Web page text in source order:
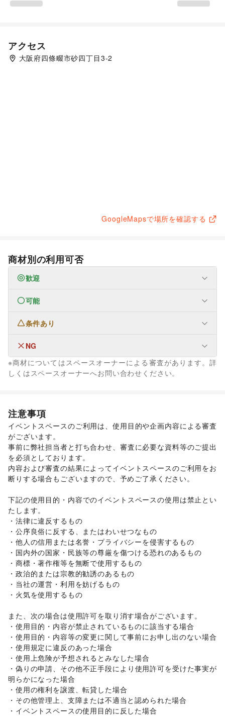
アクセス
大阪府四條畷市砂四丁目3-2
GoogleMapsで場所を確認する
商材別の利用可否
歓迎
なし可能
ファッション
ユニセックス
/ジュエリー・アクセサリー/メガネ・アイウェア/ 腕時計/
靴/バッグ・革小物/ファッション雑貨/ 和服・着物
軽食・ホットスナック
ワイン・洋酒/日本酒・焼酎・地酒/食材・調味料/
物産展・マルシェ
野菜・果物・生鮮食品/その他フード・飲食
インテリア・生活雑貨
インテリア/寝具・ベッド/ 家具・家電
キッチン雑貨・調理器具/掃除用品・生活便利品/ 文房具
園芸・ガーデニング/花・盆栽・ドライフラワー/
犬・猫・ペット
その他インテリア・生活雑貨
生活サービス
携帯キャリア・格安SIM/インターネット・プロバイダ
電気・ガス/ウォーターサーバー/
ハウスクリーニング・家事代行 /定期宅配/
リサイクル雑貨・古本/買取査定・金券
ギフト・プレゼント/冠婚葬祭/資格・習い事
住宅（購入・賃貸）/たばこ/修理・メンテナンス
就職・転職・求人/その他生活サービス
クレジットカード/保険/ 銀行/ 住宅ローン/証券・FX /
不動産投資/その他金融サービス
子育て・教育
ベビー用品/ランドセル/学習教材・通信教育
子供向け教室・レッスン/塾・家庭教師/おもちゃ・絵本
その他子育て・教育
美容・健康・医療
ジム・フィットネス/ダイエット・健康グッズ
美容・コスメ・香水/ヘアケア・シャンプー/ 美容家電
ヘアサロン・ネイルサロン/マッサージ・整体
条件あり
なしNG
なし
※商材についてはスペースオーナーによる審査があります。詳
しくはスペースオーナーへお問い合わせください。
注意事項
イベントスペースのご利用は、使用目的や企画内容による審査
がございます。
事前に弊社担当者と打ち合わせ、審査に必要な資料等のご提出
を必須としております。
内容および審査の結果によってイベントスペースのご利用をお
断りする場合もございますので、予めご了承ください。
下記の使用目的・内容でのイベントスペースの使用は禁止とい
たします。
・法律に違反するもの
・公序良俗に反する、またはわいせつなもの
・他人の信用または名誉・プライバシーを侵害するもの
・国内外の国家・民族等の尊厳を傷つける恐れのあるもの
・商標・著作権等を無断で使用するもの
・政治的または宗教的勧誘のあるもの
・当社の運営・利用を妨げるもの
・火気を使用するもの
また、次の場合は使用許可を取り消す場合がございます。
・使用目的・内容が禁止されているものに該当する場合
・使用目的・内容等の変更に関して事前にお申し出のない場合
・使用規定に違反のあった場合
・使用上危険が予想されるとみなした場合
・偽りの申請、その他不正手段により使用許可を受けた事実が
明らかになった場合
・使用の権利を譲渡、転貸した場合
・その他管理上、支障または不適当と認められた場合
・イベントスペースの使用目的に反した場合